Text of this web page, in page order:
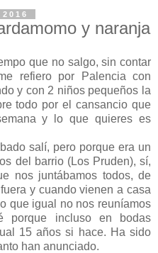
y naranja
que no salgo, sin contar
refiero por Palencia con
y con 2 niños pequeños la
todo por el cansancio que
y lo que quieres es
salí, pero porque era un
del barrio (Los Pruden), sí,
nos juntábamos todos, de
y cuando vienen a casa
que igual no nos reuníamos
porque incluso en bodas
15 años si hace. Ha sido
han anunciado.